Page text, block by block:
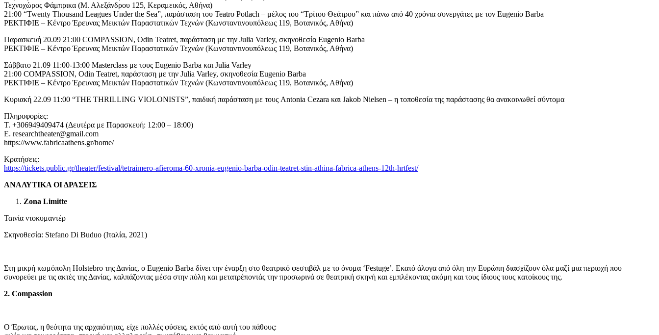
Τεχνοχώρος Φάμπρικα (Μ. Αλεξάνδρου 125, Κεραμεικός, Αθήνα)
21:00 “Twenty Thousand Leagues Under the Sea”, παράσταση του Teatro Potlach – μέλος του “Τρίτου Θεάτρου” και πάνω από 40 χρόνια συνεργάτες με τον Eugenio Barba
ΡΕΚΤΙΦΙΕ – Κέντρο Έρευνας Μεικτών Παραστατικών Τεχνών (Κωνσταντινουπόλεως 119, Βοτανικός, Αθήνα)
Παρασκευή 20.09 21:00 COMPASSION, Odin Teatret, παράσταση με την Julia Varley, σκηνοθεσία Eugenio Barba
ΡΕΚΤΙΦΙΕ – Κέντρο Έρευνας Μεικτών Παραστατικών Τεχνών (Κωνσταντινουπόλεως 119, Βοτανικός, Αθήνα)
Σάββατο 21.09 11:00-13:00 Masterclass με τους Eugenio Barba και Julia Varley
21:00 COMPASSION, Odin Teatret, παράσταση με την Julia Varley, σκηνοθεσία Eugenio Barba
ΡΕΚΤΙΦΙΕ – Κέντρο Έρευνας Μεικτών Παραστατικών Τεχνών (Κωνσταντινουπόλεως 119, Βοτανικός, Αθήνα)
Κυριακή 22.09 11:00 “THE THRILLING VIOLONISTS”, παιδική παράσταση με τους Antonia Cezara και Jakob Nielsen – η τοποθεσία της παράστασης θα ανακοινωθεί σύντομα
Πληροφορίες:
Τ. +306949409474 (Δευτέρα με Παρασκευή: 12:00 – 18:00)
Ε. researchtheater@gmail.com
https://www.fabricaathens.gr/home/
Κρατήσεις:
https://tickets.public.gr/theater/festival/tetraimero-afieroma-60-xronia-eugenio-barba-odin-teatret-stin-athina-fabrica-athens-12th-hrtfest/
ΑΝΑΛΥΤΙΚΑ ΟΙ ΔΡΑΣΕΙΣ
Zona Limitte
Ταινία ντοκυμαντέρ
Σκηνοθεσία: Stefano Di Buduo (Ιταλία, 2021)
Στη μικρή κωμόπολη Holstebro της Δανίας, ο Eugenio Barba δίνει την έναρξη στο θεατρικό φεστιβάλ με το όνομα ‘Festuge’. Εκατό άλογα από όλη την Ευρώπη διασχίζουν όλα μαζί μια περιοχή που
συνορεύει με τις ακτές της Δανίας, καλπάζοντας μέσα στην πόλη και μετατρέποντάς την προσωρινά σε θεατρική σκηνή και εμπλέκοντας ακόμη και τους ίδιους τους κατοίκους της.
2. Compassion
Ο Έρωτας, η θεότητα της αρχαιότητας, είχε πολλές φύσεις, εκτός από αυτή του πάθους: